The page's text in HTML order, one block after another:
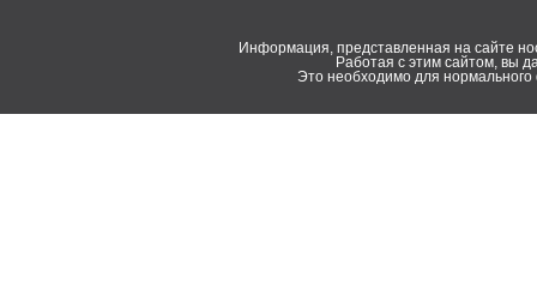
Информация, представленная на сайте
Работая с этим сайтом, вы
Это необходимо для